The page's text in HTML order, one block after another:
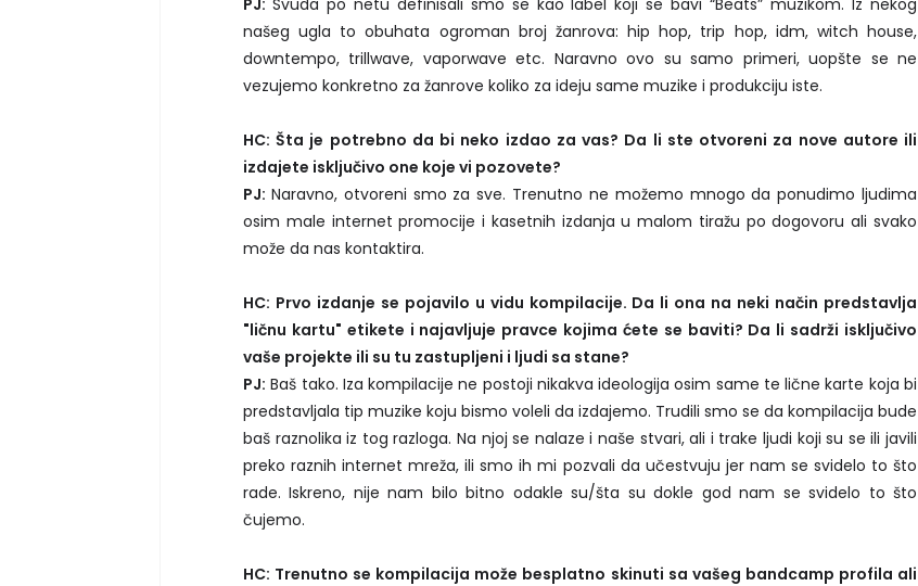
našeg ugla to obuhata ogroman broj žanrova: hip hop, trip hop, idm, witch house,
downtempo, trillwave, vaporwave etc. Naravno ovo su samo primeri, uopšte se ne
vezujemo konkretno za žanrove koliko za ideju same muzike i produkciju iste.
HC: Šta je potrebno da bi neko izdao za vas? Da li ste otvoreni za nove autore ili
izdajete isključivo one koje vi pozovete?
PJ: Naravno, otvoreni smo za sve. Trenutno ne možemo mnogo da ponudimo ljudima
osim male internet promocije i kasetnih izdanja u malom tiražu po dogovoru ali svako
može da nas kontaktira.
HC: Prvo izdanje se pojavilo u vidu kompilacije. Da li ona na neki način predstavlja
"ličnu kartu" etikete i najavljuje pravce kojima ćete se baviti? Da li sadrži isključivo
vaše projekte ili su tu zastupljeni i ljudi sa stane?
PJ: Baš tako. Iza kompilacije ne postoji nikakva ideologija osim same te lične karte koja bi
predstavljala tip muzike koju bismo voleli da izdajemo. Trudili smo se da kompilacija bude
baš raznolika iz tog razloga. Na njoj se nalaze i naše stvari, ali i trake ljudi koji su se ili javili
preko raznih internet mreža, ili smo ih mi pozvali da učestvuju jer nam se svidelo to što
rade. Iskreno, nije nam bilo bitno odakle su/šta su dokle god nam se svidelo to što
čujemo.
HC: Trenutno se kompilacija može besplatno skinuti sa vašeg bandcamp profila ali